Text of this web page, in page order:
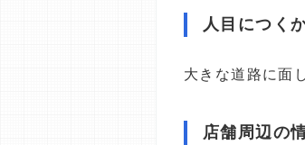
人目につく
大きな道路に面
店舗周辺の